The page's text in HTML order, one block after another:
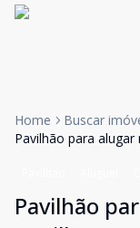
Home
Buscar
Pavilhão para
Pavilhão